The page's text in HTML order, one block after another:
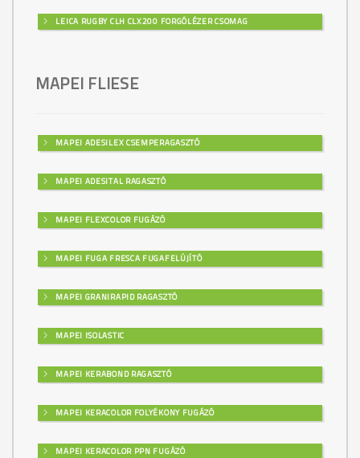
LEICA RUGBY CLH CLX200 FORGÓLÉZER CSOMAG
MAPEI FLIESE
MAPEI ADESILEX CSEMPERAGASZTÓ
MAPEI ADESITAL RAGASZTÓ
MAPEI FLEXCOLOR FUGÁZÓ
MAPEI FUGA FRESCA FUGAFELÚJÍTÓ
MAPEI GRANIRAPID RAGASZTÓ
MAPEI ISOLASTIC
MAPEI KERABOND RAGASZTÓ
MAPEI KERACOLOR FOLYÉKONY FUGÁZÓ
MAPEI KERACOLOR PPN FUGÁZÓ